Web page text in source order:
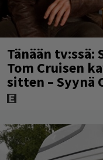
Tänään tv:ssä:
Tom Cruisen
sitten – Syynä